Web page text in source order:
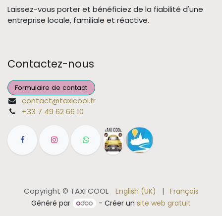
Laissez-vous porter et bénéficiez de la fiabilité d'une
entreprise locale, familiale et réactive.
Contactez-nous
Formulaire de contact
contact@taxicool.fr
+33 7 49 62 66 10
Copyright © TAXI COOL English (UK) |
Français
Généré par
- Créer un site web gratuit